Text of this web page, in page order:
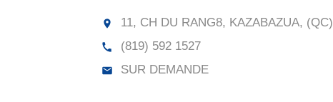
11, CH DU RANG8, KAZABAZUA, (QC)
(819) 592 1527
SUR DEMANDE